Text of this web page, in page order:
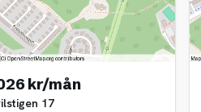
kr/mån
17